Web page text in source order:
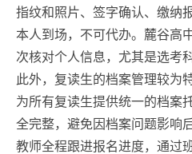
指纹和照片、签字确认、缴纳
本人到场，不可代办。麓谷高
次核对个人信息，尤其是选考
此外，复读生的档案管理较为
为所有复读生提供统一的档案
全完整，避免因档案问题影响
教师全程跟进报名进度，通过